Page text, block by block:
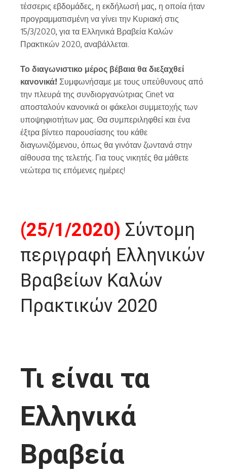
τέσσερις εβδομάδες, η εκδήλωσή μας, η οποία ήταν
προγραμματισμένη να γίνει την Κυριακή στις
15/3/2020, για τα Ελληνικά Βραβεία Καλών
Πρακτικών 2020, αναβάλλεται.
Το διαγωνιστικο μέρος βέβαια θα διεξαχθεί
κανονικά! Συμφωνήσαμε με τους υπεύθυνους από
την πλευρά της συνδιοργανώτριας Cinet να
αποσταλούν κανονικά οι φάκελοι συμμετοχής των
υποψηφιοτήτων μας. Θα συμπεριληφθεί και ένα
έξτρα βίντεο παρουσίασης του κάθε
διαγωνιζόμενου, όπως θα γινόταν ζωντανά στην
αίθουσα της τελετής. Για τους νικητές θα μάθετε
νεώτερα τις επόμενες ημέρες!
(25/1/2020) Σύντομη
περιγραφή Ελληνικών
Βραβείων Καλών
Πρακτικών 2020
Τι είναι τα
Ελληνικά
Βραβεία